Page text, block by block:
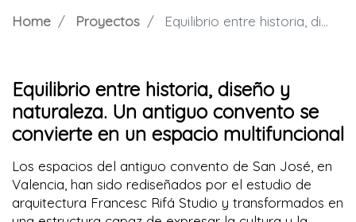
Home Proyectos Equilibrio entre historia, diseño y naturaleza. Un antiguo convento se convierte en un espacio multifuncional
Equilibrio entre historia, diseño y
naturaleza. Un antiguo convento se
convierte en un espacio multifuncional
Los espacios del antiguo convento de San José, en
Valencia, han sido rediseñados por el estudio de
arquitectura Francesc Rifá Studio y transformados en